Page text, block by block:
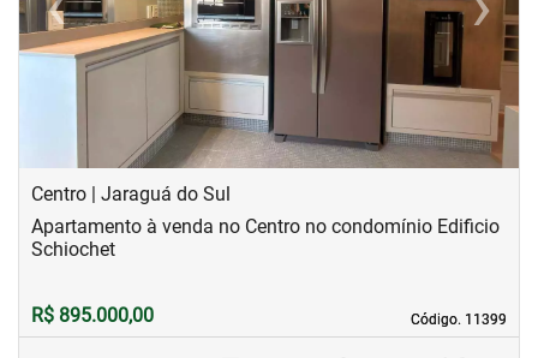
Previous Next
Centro | Jaraguá do Sul
Código. 11399
Código. 11399
Apartamento à venda no Centro no condomínio Edificio
Schiochet
R$ 895.000,00